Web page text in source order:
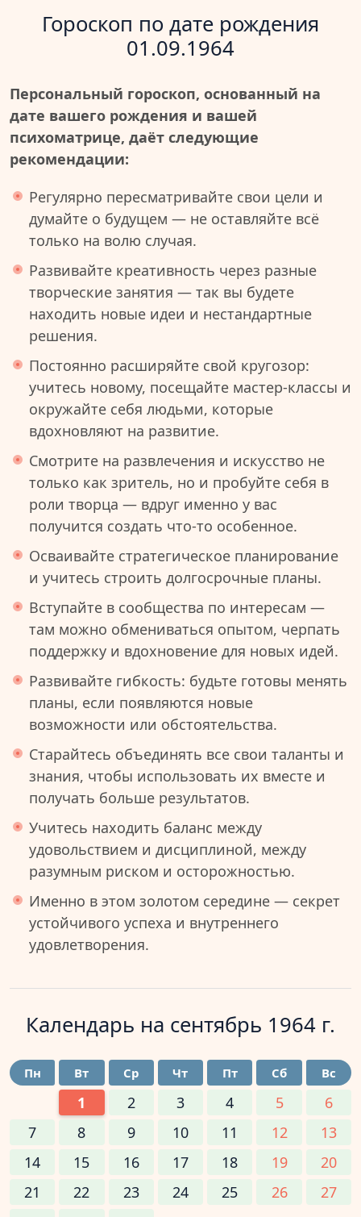
Гороскоп по дате рождения
01.09.1964
Персональный гороскоп, основанный на
дате вашего рождения и вашей
психоматрице, даёт следующие
рекомендации:
Регулярно пересматривайте свои цели и
думайте о будущем — не оставляйте всё
только на волю случая.
Развивайте креативность через разные
творческие занятия — так вы будете
находить новые идеи и нестандартные
решения.
Постоянно расширяйте свой кругозор:
учитесь новому, посещайте мастер-классы и
окружайте себя людьми, которые
вдохновляют на развитие.
Смотрите на развлечения и искусство не
только как зритель, но и пробуйте себя в
роли творца — вдруг именно у вас
получится создать что-то особенное.
Осваивайте стратегическое планирование
и учитесь строить долгосрочные планы.
Вступайте в сообщества по интересам —
там можно обмениваться опытом, черпать
поддержку и вдохновение для новых идей.
Развивайте гибкость: будьте готовы менять
планы, если появляются новые
возможности или обстоятельства.
Старайтесь объединять все свои таланты и
знания, чтобы использовать их вместе и
получать больше результатов.
Учитесь находить баланс между
удовольствием и дисциплиной, между
разумным риском и осторожностью.
Именно в этом золотом середине — секрет
устойчивого успеха и внутреннего
удовлетворения.
Календарь на сентябрь 1964 г.
Пн Вт Ср Чт Пт Сб Вс
1 2 3 4 5
6
7
8 9 10 11 12
13
14
15 16 17 18 19
20
21
22 23 24 25 26
27